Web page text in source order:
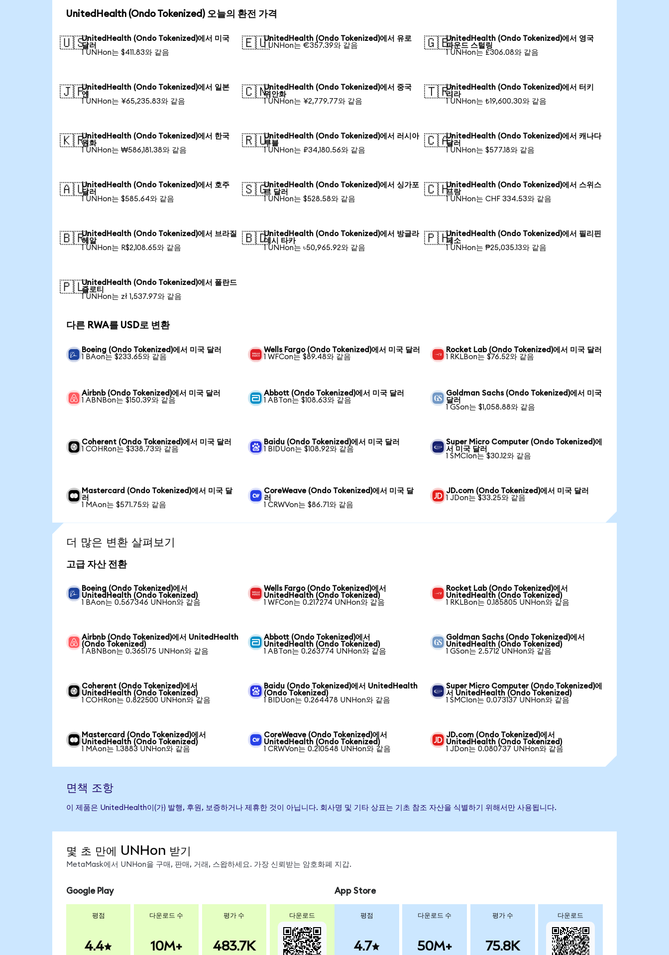
UnitedHealth (Ondo Tokenized) 오늘의 환전 가격
🇺🇸UnitedHealth (Ondo Tokenized)에서 미국
달러
1 UNHon는 $411.83와 같음
🇪🇺UnitedHealth (Ondo Tokenized)에서 유로
1 UNHon는 €357.39와 같음
🇬🇧UnitedHealth (Ondo Tokenized)에서 영국
파운드 스털링
1 UNHon는 £306.08와 같음
🇯🇵UnitedHealth (Ondo Tokenized)에서 일본
엔
1 UNHon는 ¥65,235.83와 같음
🇨🇳UnitedHealth (Ondo Tokenized)에서 중국
위안화
1 UNHon는 ¥2,779.77와 같음
🇹🇷UnitedHealth (Ondo Tokenized)에서 터키
리라
1 UNHon는 ₺19,600.30와 같음
🇰🇷UnitedHealth (Ondo Tokenized)에서 한국
원화
1 UNHon는 ₩586,181.38와 같음
🇷🇺UnitedHealth (Ondo Tokenized)에서 러시아
루블
1 UNHon는 ₽34,180.56와 같음
🇨🇦UnitedHealth (Ondo Tokenized)에서 캐나다
달러
1 UNHon는 $577.18와 같음
🇦🇺UnitedHealth (Ondo Tokenized)에서 호주
달러
1 UNHon는 $585.64와 같음
🇸🇬UnitedHealth (Ondo Tokenized)에서 싱가포
르 달러
1 UNHon는 $528.58와 같음
🇨🇭UnitedHealth (Ondo Tokenized)에서 스위스
프랑
1 UNHon는 CHF 334.53와 같음
🇧🇷UnitedHealth (Ondo Tokenized)에서 브라질
헤알
1 UNHon는 R$2,108.65와 같음
🇧🇩UnitedHealth (Ondo Tokenized)에서 방글라
데시 타카
1 UNHon는 ৳50,965.92와 같음
🇵🇭UnitedHealth (Ondo Tokenized)에서 필리핀
페소
1 UNHon는 ₱25,035.13와 같음
🇵🇱UnitedHealth (Ondo Tokenized)에서 폴란드
즐로티
1 UNHon는 zł 1,537.97와 같음
다른 RWA를 USD로 변환
Boeing (Ondo Tokenized)에서 미국 달러
1 BAon는 $233.65와 같음
Wells Fargo (Ondo Tokenized)에서 미국 달러
1 WFCon는 $89.48와 같음
Rocket Lab (Ondo Tokenized)에서 미국 달러
1 RKLBon는 $76.52와 같음
Airbnb (Ondo Tokenized)에서 미국 달러
1 ABNBon는 $150.39와 같음
Abbott (Ondo Tokenized)에서 미국 달러
1 ABTon는 $108.63와 같음
Goldman Sachs (Ondo Tokenized)에서 미국
달러
1 GSon는 $1,058.88와 같음
Coherent (Ondo Tokenized)에서 미국 달러
1 COHRon는 $338.73와 같음
Baidu (Ondo Tokenized)에서 미국 달러
1 BIDUon는 $108.92와 같음
Super Micro Computer (Ondo Tokenized)에
서 미국 달러
1 SMCIon는 $30.12와 같음
Mastercard (Ondo Tokenized)에서 미국 달
러
1 MAon는 $571.75와 같음
CoreWeave (Ondo Tokenized)에서 미국 달
러
1 CRWVon는 $86.71와 같음
JD.com (Ondo Tokenized)에서 미국 달러
1 JDon는 $33.25와 같음
더 많은 변환 살펴보기
고급 자산 전환
Boeing (Ondo Tokenized)에서
UnitedHealth (Ondo Tokenized)
1 BAon는 0.567346 UNHon와 같음
Wells Fargo (Ondo Tokenized)에서
UnitedHealth (Ondo Tokenized)
1 WFCon는 0.217274 UNHon와 같음
Rocket Lab (Ondo Tokenized)에서
UnitedHealth (Ondo Tokenized)
1 RKLBon는 0.185805 UNHon와 같음
Airbnb (Ondo Tokenized)에서 UnitedHealth
(Ondo Tokenized)
1 ABNBon는 0.365175 UNHon와 같음
Abbott (Ondo Tokenized)에서
UnitedHealth (Ondo Tokenized)
1 ABTon는 0.263774 UNHon와 같음
Goldman Sachs (Ondo Tokenized)에서
UnitedHealth (Ondo Tokenized)
1 GSon는 2.5712 UNHon와 같음
Coherent (Ondo Tokenized)에서
UnitedHealth (Ondo Tokenized)
1 COHRon는 0.822500 UNHon와 같음
Baidu (Ondo Tokenized)에서 UnitedHealth
(Ondo Tokenized)
1 BIDUon는 0.264478 UNHon와 같음
Super Micro Computer (Ondo Tokenized)에
서 UnitedHealth (Ondo Tokenized)
1 SMCIon는 0.073137 UNHon와 같음
Mastercard (Ondo Tokenized)에서
UnitedHealth (Ondo Tokenized)
1 MAon는 1.3883 UNHon와 같음
CoreWeave (Ondo Tokenized)에서
UnitedHealth (Ondo Tokenized)
1 CRWVon는 0.210548 UNHon와 같음
JD.com (Ondo Tokenized)에서
UnitedHealth (Ondo Tokenized)
1 JDon는 0.080737 UNHon와 같음
면책 조항
이 제품은 UnitedHealth이(가) 발행, 후원, 보증하거나 제휴한 것이 아닙니다. 회사명 및 기타 상표는 기초 참조 자산을 식별하기 위해서만 사용됩니다.
몇 초 만에 UNHon 받기
MetaMask에서 UNHon을 구매, 판매, 거래, 스왑하세요. 가장 신뢰받는 암호화폐 지갑.
Google Play
평점
4.4
다운로드 수
10M+
평가 수
483.7K
다운로드
App Store
평점
4.7
다운로드 수
50M+
평가 수
75.8K
다운로드